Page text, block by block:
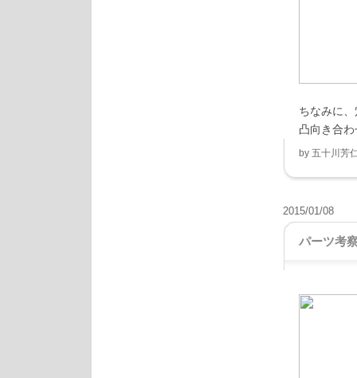
ちなみに
凸向き合
by 五十川芳
パーツ考
2015/01/08